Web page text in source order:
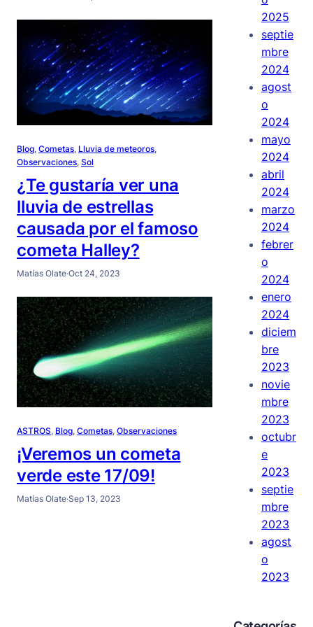
Blog, Cometas, Lluvia de meteoros
Observaciones, Sol
¿Te gustaría ver una
lluvia de estrellas
causada por el famoso
cometa Halley?
Matías Olate·Oct 24, 2023
ASTROS, Blog, Cometas, Observaciones
¡Veremos un cometa
verde este 17/09!
Matías Olate·Sep 13, 2023
2025
septie
mbre
2024
agost
o
2024
mayo
2024
abril
2024
marzo
2024
febrer
o
2024
enero
2024
diciem
bre
2023
novie
mbre
2023
octubr
e
2023
septie
mbre
2023
agost
o
2023